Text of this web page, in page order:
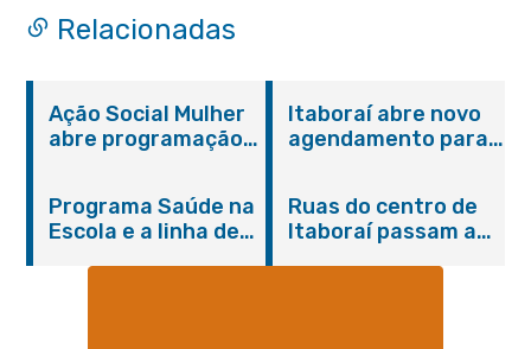
Relacionadas
Ação Social Mulher
abre programação
serviços gratuitos e
orientações
Itaboraí abre novo
agendamento para
Programa Saúde na
Escola e a linha de
Ruas do centro de
Itaboraí passam a